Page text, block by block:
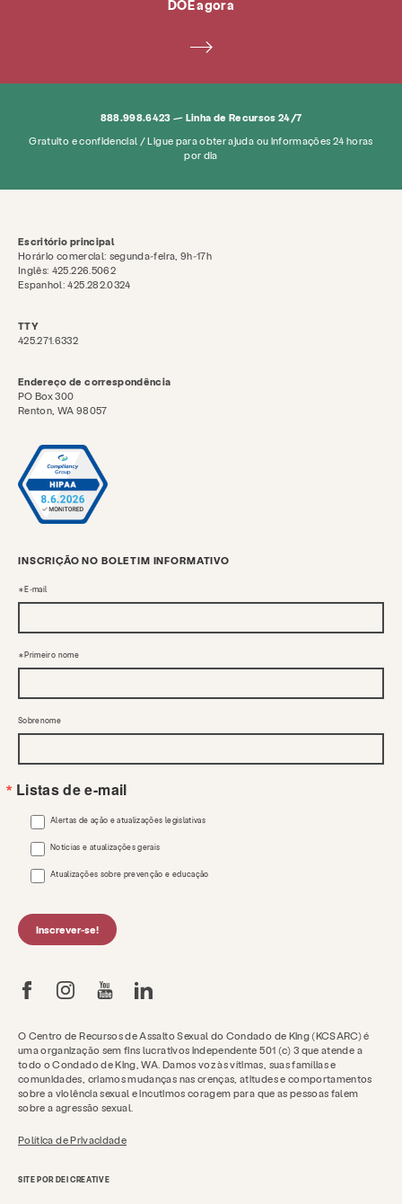
DOE agora
888.998.6423 — Linha de Recursos 24/7
Gratuito e confidencial / Ligue para obter ajuda ou informações 24 horas
por dia
Escritório principal
Horário comercial: segunda-feira, 9h-17h
Inglês: 425.226.5062
Espanhol: 425.282.0324
TTY
425.271.6332
Endereço de correspondência
PO Box 300
Renton, WA 98057
O Centro de Recursos de Assalto Sexual do Condado de King (KCSARC) é
uma organização sem fins lucrativos independente 501 (c) 3 que atende a
todo o Condado de King, WA. Damos voz às vítimas, suas famílias e
comunidades, criamos mudanças nas crenças, atitudes e comportamentos
sobre a violência sexual e incutimos coragem para que as pessoas falem
sobre a agressão sexual.
Política de Privacidade
SITE POR DEI CREATIVE
INSCRIÇÃO NO BOLETIM INFORMATIVO
E-mail
Primeiro nome
Sobrenome
Listas de e-mail
Alertas de ação e atualizações legislativas
Notícias e atualizações gerais
Atualizações sobre prevenção e educação
Inscrever-se!